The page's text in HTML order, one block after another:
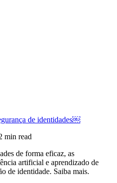
de identidades￼
min read
de forma eficaz, as
artificial e aprendizado de
de identidade. Saiba mais.